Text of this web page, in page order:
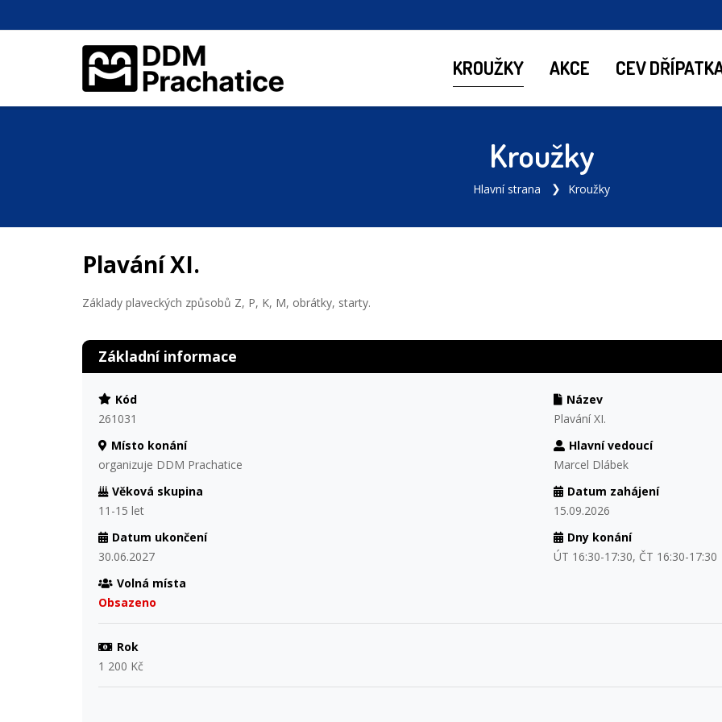
KROUŽKY AKCE CEV
Kroužky
Hlavní strana Kroužky
Plavání XI.
Základy plaveckých způsobů Z, P, K, M, obrátky, starty.
Základní informace
Kód
261031
Název
Plavání XI.
Místo konání
organizuje DDM Prachatice
Hlavní vedoucí
Marcel Dlábek
Věková skupina
11-15 let
Datum zahájení
15.09.2026
Datum ukončení
30.06.2027
Dny konání
ÚT 16:30-17:30, ČT 16:30-17:30
Volná místa
Obsazeno
Rok
1 200 Kč